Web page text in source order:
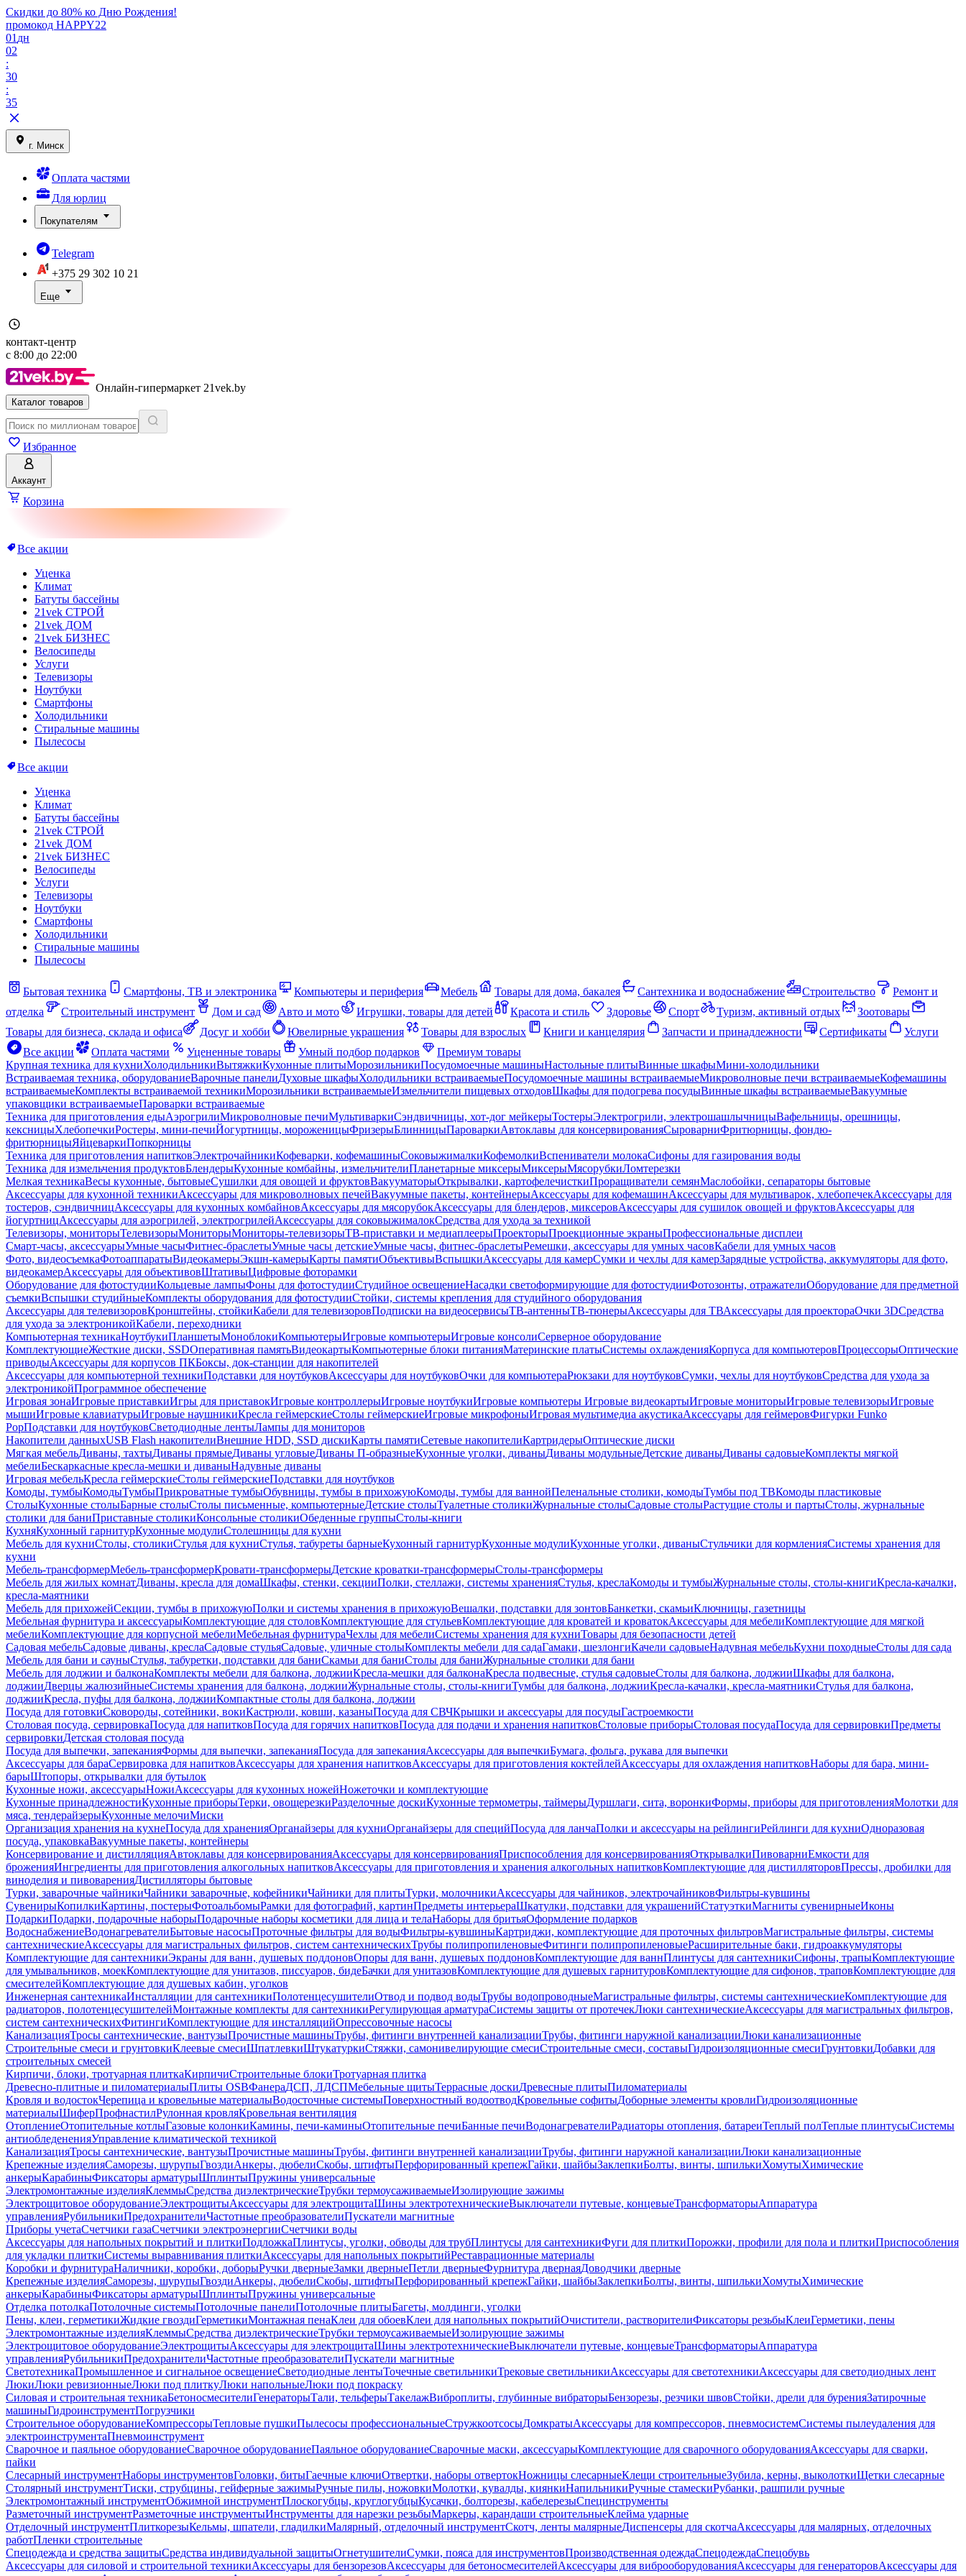
Скидки до 80% ко Дню Рождения!
промокод HAPPY22
01 дн
02
:
30
:
35
г. Минск
Оплата частями
Для юрлиц
Покупателям
Telegram
+375 29 302 10 21
Еще
контакт-центр
с 8:00 до 22:00
Онлайн-гипермаркет 21vek.by
Каталог товаров
Избранное
Аккаунт
Корзина
Все акции
Уценка
Климат
Батуты бассейны
21vek СТРОЙ
21vek ДОМ
21vek БИЗНЕС
Велосипеды
Услуги
Телевизоры
Ноутбуки
Смартфоны
Холодильники
Стиральные машины
Пылесосы
Все акции
Уценка
Климат
Батуты бассейны
21vek СТРОЙ
21vek ДОМ
21vek БИЗНЕС
Велосипеды
Услуги
Телевизоры
Ноутбуки
Смартфоны
Холодильники
Стиральные машины
Пылесосы
Бытовая техника Смартфоны, ТВ и электроника Компьютеры и периферия Мебель Товары для дома, бакалея Сантехника и водоснабжение Строительство
Ремонт и
отделка
Строительный инструмент Дом и сад Авто и мото Игрушки, товары для детей Красота и стиль Здоровье Спорт Туризм, активный отдых
Зоотовары
Товары для бизнеса, склада и офиса
Досуг и хобби Ювелирные украшения Товары для взрослых Книги и канцелярия Запчасти и принадлежности Сертификаты
Услуги
Все акции
Оплата частями Уцененные товары Умный подбор подарков
Премиум товары
Крупная техника для кухниХолодильникиВытяжкиКухонные плитыМорозильникиПосудомоечные машиныНастольные плитыВинные шкафыМини-холодильники
Встраиваемая техника, оборудованиеВарочные панелиДуховые шкафыХолодильники встраиваемыеПосудомоечные машины встраиваемыеМикроволновые печи встраиваемыеКофемашины
встраиваемыеКомплекты встраиваемой техникиМорозильники встраиваемыеИзмельчители пищевых отходовШкафы для подогрева посудыВинные шкафы встраиваемыеВакуумные
упаковщики встраиваемыеПароварки встраиваемые
Техника для приготовления едыАэрогрилиМикроволновые печиМультиваркиСэндвичницы, хот-дог мейкерыТостерыЭлектрогрили, электрошашлычницыВафельницы, орешницы,
кексницыХлебопечкиРостеры, мини-печиЙогуртницы, мороженицыФризерыБлинницыПароваркиАвтоклавы для консервированияСыроварниФритюрницы, фондю-
фритюрницыЯйцеваркиПопкорницы
Техника для приготовления напитковЭлектрочайникиКофеварки, кофемашиныСоковыжималкиКофемолкиВспениватели молокаСифоны для газирования воды
Техника для измельчения продуктовБлендерыКухонные комбайны, измельчителиПланетарные миксерыМиксерыМясорубкиЛомтерезки
Мелкая техникаВесы кухонные, бытовыеСушилки для овощей и фруктовВакууматорыОткрывалки, картофелечисткиПроращиватели семянМаслобойки, сепараторы бытовые
Аксессуары для кухонной техникиАксессуары для микроволновых печейВакуумные пакеты, контейнерыАксессуары для кофемашинАксессуары для мультиварок, хлебопечекАксессуары для
тостеров, сэндвичницАксессуары для кухонных комбайновАксессуары для мясорубокАксессуары для блендеров, миксеровАксессуары для сушилок овощей и фруктовАксессуары для
йогуртницАксессуары для аэрогрилей, электрогрилейАксессуары для соковыжималокСредства для ухода за техникой
Телевизоры, мониторыТелевизорыМониторыМониторы-телевизорыТВ-приставки и медиаплеерыПроекторыПроекционные экраныПрофессиональные дисплеи
Смарт-часы, аксессуарыУмные часыФитнес-браслетыУмные часы детскиеУмные часы, фитнес-браслетыРемешки, аксессуары для умных часовКабели для умных часов
Фото, видеосъемкаФотоаппаратыВидеокамерыЭкшн-камерыКарты памятиОбъективыВспышкиАксессуары для камерСумки и чехлы для камерЗарядные устройства, аккумуляторы для фото,
видеокамерАксессуары для объективовШтативыЦифровые фоторамки
Оборудование для фотостудииКольцевые лампыФоны для фотостудииСтудийное освещениеНасадки светоформирующие для фотостудииФотозонты, отражателиОборудование для предметной
съемкиВспышки студийныеКомплекты оборудования для фотостудииСтойки, системы крепления для студийного оборудования
Аксессуары для телевизоровКронштейны, стойкиКабели для телевизоровПодписки на видеосервисыТВ-антенныТВ-тюнерыАксессуары для ТВАксессуары для проектораОчки 3DСредства
для ухода за электроникойКабели, переходники
Компьютерная техникаНоутбукиПланшетыМоноблокиКомпьютерыИгровые компьютерыИгровые консолиСерверное оборудование
КомплектующиеЖесткие диски, SSDОперативная памятьВидеокартыКомпьютерные блоки питанияМатеринские платыСистемы охлажденияКорпуса для компьютеровПроцессорыОптические
приводыАксессуары для корпусов ПКБоксы, док-станции для накопителей
Аксессуары для компьютерной техникиПодставки для ноутбуковАксессуары для ноутбуковОчки для компьютераРюкзаки для ноутбуковСумки, чехлы для ноутбуковСредства для ухода за
электроникойПрограммное обеспечение
Игровая зонаИгровые приставкиИгры для приставокИгровые контроллерыИгровые ноутбукиИгровые компьютеры Игровые видеокартыИгровые мониторыИгровые телевизорыИгровые
мышиИгровые клавиатурыИгровые наушникиКресла геймерскиеСтолы геймерскиеИгровые микрофоныИгровая мультимедиа акустикаАксессуары для геймеровФигурки Funko
PopПодставки для ноутбуковСветодиодные лентыЛампы для мониторов
Накопители данныхUSB Flash накопителиВнешние HDD, SSD дискиКарты памятиСетевые накопителиКартридерыОптические диски
Мягкая мебельДиваны, тахтыДиваны прямыеДиваны угловыеДиваны П-образныеКухонные уголки, диваныДиваны модульныеДетские диваныДиваны садовыеКомплекты мягкой
мебелиБескаркасные кресла-мешки и диваныНадувные диваны
Игровая мебельКресла геймерскиеСтолы геймерскиеПодставки для ноутбуков
Комоды, тумбыКомодыТумбыПрикроватные тумбыОбувницы, тумбы в прихожуюКомоды, тумбы для ваннойПеленальные столики, комодыТумбы под ТВКомоды пластиковые
СтолыКухонные столыБарные столыСтолы письменные, компьютерныеДетские столыТуалетные столикиЖурнальные столыСадовые столыРастущие столы и партыСтолы, журнальные
столики для баниПриставные столикиКонсольные столикиОбеденные группыСтолы-книги
КухняКухонный гарнитурКухонные модулиСтолешницы для кухни
Мебель для кухниСтолы, столикиСтулья для кухниСтулья, табуреты барныеКухонный гарнитурКухонные модулиКухонные уголки, диваныСтульчики для кормленияСистемы хранения для
кухни
Мебель-трансформерМебель-трансформерКровати-трансформерыДетские кроватки-трансформерыСтолы-трансформеры
Мебель для жилых комнатДиваны, кресла для домаШкафы, стенки, секцииПолки, стеллажи, системы храненияСтулья, креслаКомоды и тумбыЖурнальные столы, столы-книгиКресла-качалки,
кресла-маятники
Мебель для прихожейСекции, тумбы в прихожуюПолки и системы хранения в прихожуюВешалки, подставки для зонтовБанкетки, скамьиКлючницы, газетницы
Мебельная фурнитура и аксессуарыКомплектующие для столовКомплектующие для стульевКомплектующие для кроватей и кроватокАксессуары для мебелиКомплектующие для мягкой
мебелиКомплектующие для корпусной мебелиМебельная фурнитураЧехлы для мебелиСистемы хранения для кухниТовары для безопасности детей
Садовая мебельСадовые диваны, креслаСадовые стульяСадовые, уличные столыКомплекты мебели для садаГамаки, шезлонгиКачели садовыеНадувная мебельКухни походныеСтолы для сада
Мебель для бани и сауныСтулья, табуретки, подставки для баниСкамьи для баниСтолы для баниЖурнальные столики для бани
Мебель для лоджии и балконаКомплекты мебели для балкона, лоджииКресла-мешки для балконаКресла подвесные, стулья садовыеСтолы для балкона, лоджииШкафы для балкона,
лоджииДверцы жалюзийныеСистемы хранения для балкона, лоджииЖурнальные столы, столы-книгиТумбы для балкона, лоджииКресла-качалки, кресла-маятникиСтулья для балкона,
лоджииКресла, пуфы для балкона, лоджииКомпактные столы для балкона, лоджии
Посуда для готовкиСковороды, сотейники, вокиКастрюли, ковши, казаныПосуда для СВЧКрышки и аксессуары для посудыГастроемкости
Столовая посуда, сервировкаПосуда для напитковПосуда для горячих напитковПосуда для подачи и хранения напитковСтоловые приборыСтоловая посудаПосуда для сервировкиПредметы
сервировкиДетская столовая посуда
Посуда для выпечки, запеканияФормы для выпечки, запеканияПосуда для запеканияАксессуары для выпечкиБумага, фольга, рукава для выпечки
Аксессуары для бараСервировка для напитковАксессуары для хранения напитковАксессуары для приготовления коктейлейАксессуары для охлаждения напитковНаборы для бара, мини-
барыШтопоры, открывалки для бутылок
Кухонные ножи, аксессуарыНожиАксессуары для кухонных ножейНожеточки и комплектующие
Кухонные принадлежностиКухонные приборыТерки, овощерезкиРазделочные доскиКухонные термометры, таймерыДуршлаги, сита, воронкиФормы, приборы для приготовленияМолотки для
мяса, тендерайзерыКухонные мелочиМиски
Организация хранения на кухнеПосуда для храненияОрганайзеры для кухниОрганайзеры для специйПосуда для ланчаПолки и аксессуары на рейлингиРейлинги для кухниОдноразовая
посуда, упаковкаВакуумные пакеты, контейнеры
Консервирование и дистилляцияАвтоклавы для консервированияАксессуары для консервированияПриспособления для консервированияОткрывалкиПивоварниЕмкости для
броженияИнгредиенты для приготовления алкогольных напитковАксессуары для приготовления и хранения алкогольных напитковКомплектующие для дистилляторовПрессы, дробилки для
виноделия и пивоваренияДистилляторы бытовые
Турки, заварочные чайникиЧайники заварочные, кофейникиЧайники для плитыТурки, молочникиАксессуары для чайников, электрочайниковФильтры-кувшины
СувенирыКопилкиКартины, постерыФотоальбомыРамки для фотографий, картинПредметы интерьераШкатулки, подставки для украшенийСтатуэткиМагниты сувенирныеИконы
ПодаркиПодарки, подарочные наборыПодарочные наборы косметики для лица и телаНаборы для бритьяОформление подарков
ВодоснабжениеВодонагревателиБытовые насосыПроточные фильтры для водыФильтры-кувшиныКартриджи, комплектующие для проточных фильтровМагистральные фильтры, системы
сантехническиеАксессуары для магистральных фильтров, систем сантехническихТрубы полипропиленовыеФитинги полипропиленовыеРасширительные баки, гидроаккумуляторы
Комплектующие для сантехникиЭкраны для ванн, душевых поддоновОпоры для ванн, душевых поддоновКомплектующие для ваннПлинтусы для сантехникиСифоны, трапыКомплектующие
для умывальников, моекКомплектующие для унитазов, писсуаров, бидеБачки для унитазовКомплектующие для душевых гарнитуровКомплектующие для сифонов, траповКомплектующие для
смесителейКомплектующие для душевых кабин, уголков
Инженерная сантехникаИнсталляции для сантехникиПолотенцесушителиОтвод и подвод водыТрубы водопроводныеМагистральные фильтры, системы сантехническиеКомплектующие для
радиаторов, полотенцесушителейМонтажные комплекты для сантехникиРегулирующая арматураСистемы защиты от протечекЛюки сантехническиеАксессуары для магистральных фильтров,
систем сантехническихФитингиКомплектующие для инсталляцийОпрессовочные насосы
КанализацияТросы сантехнические, вантузыПрочистные машиныТрубы, фитинги внутренней канализацииТрубы, фитинги наружной канализацииЛюки канализационные
Строительные смеси и грунтовкиКлеевые смесиШпатлевкиШтукатуркиСтяжки, самонивелирующие смесиСтроительные смеси, составыГидроизоляционные смесиГрунтовкиДобавки для
строительных смесей
Кирпичи, блоки, тротуарная плиткаКирпичиСтроительные блокиТротуарная плитка
Древесно-плитные и пиломатериалыПлиты OSBФанераДСП, ЛДСПМебельные щитыТеррасные доскиДревесные плитыПиломатериалы
Кровля и водостокЧерепица и кровельные материалыВодосточные системыПоверхностный водоотводКровельные софитыДоборные элементы кровлиГидроизоляционные
материалыШиферПрофнастилРулонная кровляКровельная вентиляция
ОтоплениеОтопительные котлыГазовые колонкиКамины, печи-каминыОтопительные печиБанные печиВодонагревателиРадиаторы отопления, батареиТеплый полТеплые плинтусыСистемы
антиобледененияУправление климатической техникой
КанализацияТросы сантехнические, вантузыПрочистные машиныТрубы, фитинги внутренней канализацииТрубы, фитинги наружной канализацииЛюки канализационные
Крепежные изделияСаморезы, шурупыГвоздиАнкеры, дюбелиСкобы, штифтыПерфорированный крепежГайки, шайбыЗаклепкиБолты, винты, шпилькиХомутыХимические
анкерыКарабиныФиксаторы арматурыШплинтыПружины универсальные
Электромонтажные изделияКлеммыСредства диэлектрическиеТрубки термоусаживаемыеИзолирующие зажимы
Электрощитовое оборудованиеЭлектрощитыАксессуары для электрощитаШины электротехническиеВыключатели путевые, концевыеТрансформаторыАппаратура
управленияРубильникиПредохранителиЧастотные преобразователиПускатели магнитные
Приборы учетаСчетчики газаСчетчики электроэнергииСчетчики воды
Аксессуары для напольных покрытий и плиткиПодложкаПлинтусы, уголки, обводы для трубПлинтусы для сантехникиФуги для плиткиПорожки, профили для пола и плиткиПриспособления
для укладки плиткиСистемы выравнивания плиткиАксессуары для напольных покрытийРеставрационные материалы
Коробки и фурнитураНаличники, коробки, доборыРучки дверныеЗамки дверныеПетли дверныеФурнитура двернаяДоводчики дверные
Крепежные изделияСаморезы, шурупыГвоздиАнкеры, дюбелиСкобы, штифтыПерфорированный крепежГайки, шайбыЗаклепкиБолты, винты, шпилькиХомутыХимические
анкерыКарабиныФиксаторы арматурыШплинтыПружины универсальные
Отделка потолкаПотолочные системыПотолочные панелиПотолочные плитыБагеты, молдинги, уголки
Пены, клеи, герметикиЖидкие гвоздиГерметикиМонтажная пенаКлеи для обоевКлеи для напольных покрытийОчистители, растворителиФиксаторы резьбыКлеиГерметики, пены
Электромонтажные изделияКлеммыСредства диэлектрическиеТрубки термоусаживаемыеИзолирующие зажимы
Электрощитовое оборудованиеЭлектрощитыАксессуары для электрощитаШины электротехническиеВыключатели путевые, концевыеТрансформаторыАппаратура
управленияРубильникиПредохранителиЧастотные преобразователиПускатели магнитные
СветотехникаПромышленное и сигнальное освещениеСветодиодные лентыТочечные светильникиТрековые светильникиАксессуары для светотехникиАксессуары для светодиодных лент
ЛюкиЛюки ревизионныеЛюки под плиткуЛюки напольныеЛюки под покраску
Силовая и строительная техникаБетоносмесителиГенераторыТали, тельферыТакелажВиброплиты, глубинные вибраторыБензорезы, резчики швовСтойки, дрели для буренияЗатирочные
машиныГидроинструментПогрузчики
Строительное оборудованиеКомпрессорыТепловые пушкиПылесосы профессиональныеСтружкоотсосыДомкратыАксессуары для компрессоров, пневмосистемСистемы пылеудаления для
электроинструментаПневмоинструмент
Сварочное и паяльное оборудованиеСварочное оборудованиеПаяльное оборудованиеСварочные маски, аксессуарыКомплектующие для сварочного оборудованияАксессуары для сварки,
пайки
Слесарный инструментНаборы инструментовГоловки, битыГаечные ключиОтвертки, наборы отвертокНожницы слесарныеКлещи строительныеЗубила, керны, выколоткиЩетки слесарные
Столярный инструментТиски, струбцины, гейферные зажимыРучные пилы, ножовкиМолотки, кувалды, киянкиНапильникиРучные стамескиРубанки, рашпили ручные
Электромонтажный инструментОбжимной инструментПлоскогубцы, круглогубцыКусачки, болторезы, кабелерезыСпецинструменты
Разметочный инструментРазметочные инструментыИнструменты для нарезки резьбыМаркеры, карандаши строительныеКлейма ударные
Отделочный инструментПлиткорезыКельмы, шпатели, гладилкиМалярный, отделочный инструментСкотч, ленты малярныеДиспенсеры для скотчаАксессуары для малярных, отделочных
работПленки строительные
Спецодежда и средства защитыСредства индивидуальной защитыОгнетушителиСумки, пояса для инструментовПроизводственная одеждаСпецодеждаСпецобувь
Аксессуары для силовой и строительной техникиАксессуары для бензорезовАксессуары для бетоносмесителейАксессуары для виброоборудованияАксессуары для генераторовАксессуары для